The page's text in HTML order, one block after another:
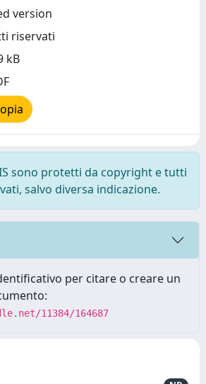
version
riservati
kB
sono protetti da copyright e tutti
salvo diversa indicazione.
per citare o creare un
11384/164687